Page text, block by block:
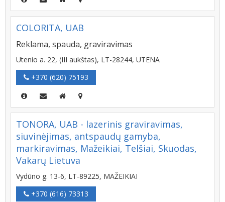
COLORITA, UAB
Reklama, spauda, graviravimas
Utenio a. 22, (III aukštas), LT-28244, UTENA
+370 (620) 75193
TONORA, UAB - lazerinis graviravimas,
siuvinėjimas, antspaudų gamyba,
markiravimas, Mažeikiai, Telšiai, Skuodas,
Vakarų Lietuva
Vydūno g. 13-6, LT-89225, MAŽEIKIAI
+370 (616) 73313